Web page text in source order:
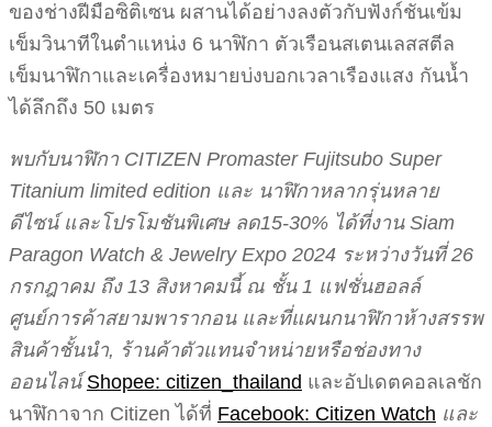
ของช่างฝีมือซิติเซน ผสานได้อย่างลงตัวกับฟังก์ชันเข้ม
เข็มวินาทีในตำแหน่ง 6 นาฬิกา ตัวเรือนสเตนเลสสตีล
เข็มนาฬิกาและเครื่องหมายบ่งบอกเวลาเรืองแสง กันน้ำ
ได้ลึกถึง 50 เมตร
พบกับนาฬิกา CITIZEN Promaster Fujitsubo Super
Titanium limited edition และ นาฬิกาหลากรุ่นหลาย
ดีไซน์ และโปรโมชันพิเศษ ลด15-30% ได้ที่งาน Siam
Paragon Watch & Jewelry Expo 2024 ระหว่างวันที่ 26
กรกฎาคม ถึง 13 สิงหาคมนี้ ณ ชั้น 1 แฟชั่นฮอลล์
ศูนย์การค้าสยามพารากอน และที่แผนกนาฬิกาห้างสรรพ
สินค้าชั้นนํา, ร้านค้าตัวแทนจําหน่ายหรือช่องทาง
ออนไลน์ Shopee: citizen_thailand และอัปเดตคอลเลชัก
นาฬิกาจาก Citizen ได้ที่ Facebook: Citizen Watch และ